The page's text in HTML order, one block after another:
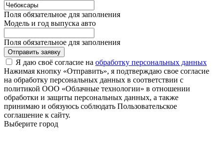
Поля обязательное для заполнения
Модель и год выпуска авто
Поля обязательное для заполнения
Отправить заявку
Я даю своё согласие на обработку персональных данных
Нажимая кнопку «Отправить», я подтверждаю свое согласие
на обработку персональных данных в соответствии с
политикой ООО «Облачные технологии» в отношении
обработки и защиты персональных данных, а также
принимаю и обязуюсь соблюдать Пользовательское
соглашение к сайту.
Выберите город